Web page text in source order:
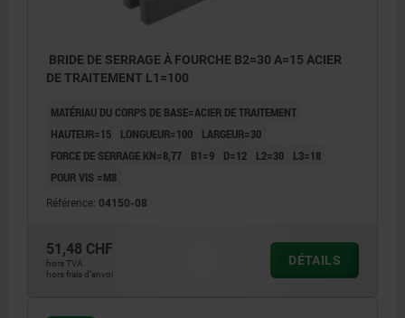
BRIDE DE SERRAGE À FOURCHE B2=30 A=15 ACIER
DE TRAITEMENT L1=100
MATÉRIAU DU CORPS DE BASE=ACIER DE TRAITEMENT
HAUTEUR=15
LONGUEUR=100
LARGEUR=30
FORCE DE SERRAGE KN=8,77
B1=9 D=12 L2=30
L3=18
POUR VIS =M8
Référence: 04150-08
51,48 CHF
hors TVA
hors frais d’envoi
DÉTAILS